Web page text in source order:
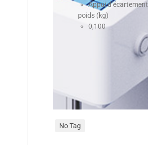
Appui d’écartement
poids (kg)
0,100
No Tag